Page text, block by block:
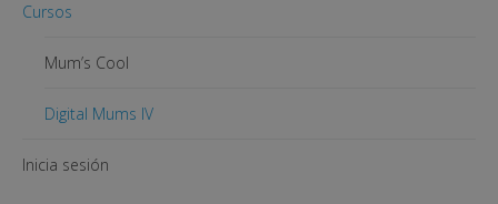
Cursos
Mum’s Cool
Digital Mums IV
Inicia sesión